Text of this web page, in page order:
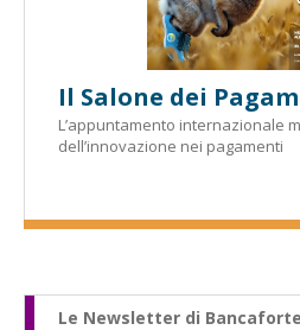
Il Salone dei
L’appuntamento internazionale
dell’innovazione nei pagamenti
Le Newsletter di Bancaforte